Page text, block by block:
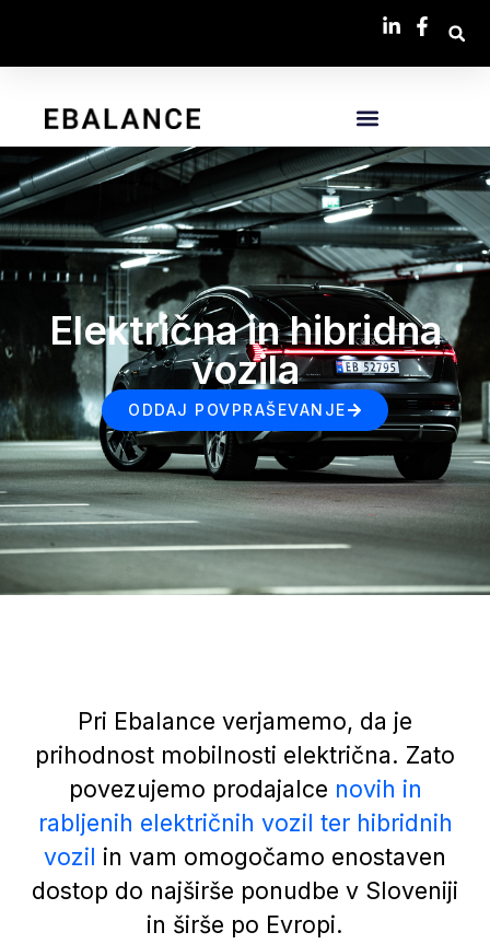
Električna in hibridna
vozila
ODDAJ POVPRAŠEVANJE
Pri Ebalance verjamemo, da je
prihodnost mobilnosti električna. Zato
povezujemo prodajalce novih in
rabljenih električnih vozil ter hibridnih
vozil in vam omogočamo enostaven
dostop do najširše ponudbe v Sloveniji
in širše po Evropi.